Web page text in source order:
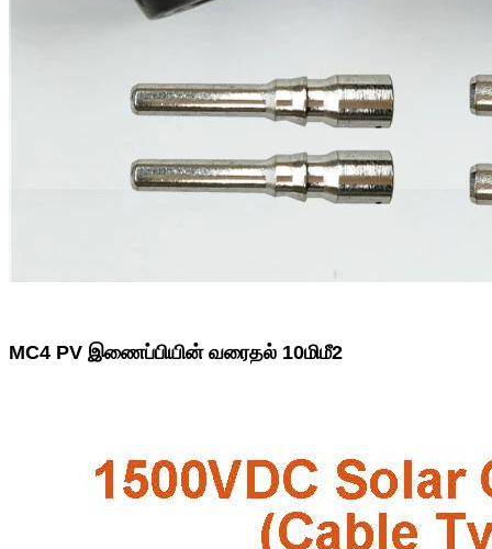
MC4 PV இணைப்பியின் வரைதல் 10மிமீ2